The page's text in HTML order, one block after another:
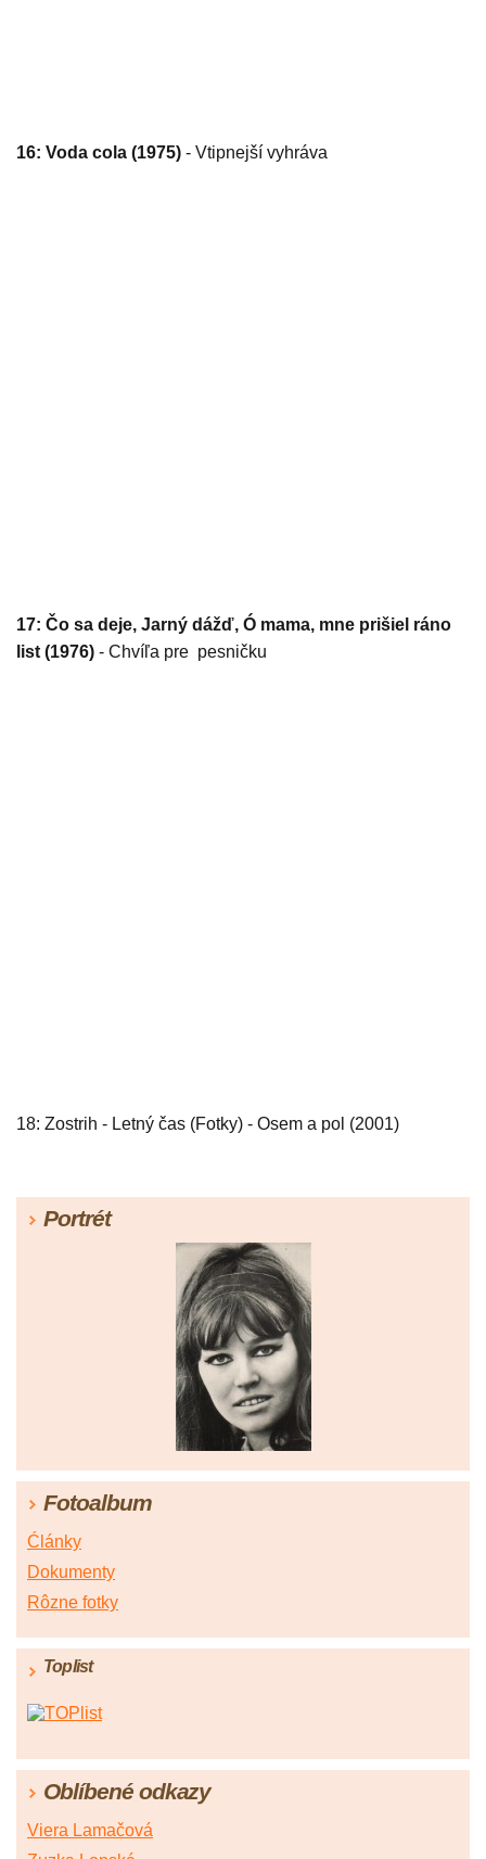
16: Voda cola (1975) - Vtipnejší vyhráva
17: Čo sa deje, Jarný dážď, Ó mama, mne prišiel ráno
list (1976) - Chvíľa pre pesničku
18: Zostrih - Letný čas (Fotky) - Osem a pol (2001)
Portrét
Fotoalbum
Ćlánky
Dokumenty
Rôzne fotky
Toplist
Oblíbené odkazy
Viera Lamačová